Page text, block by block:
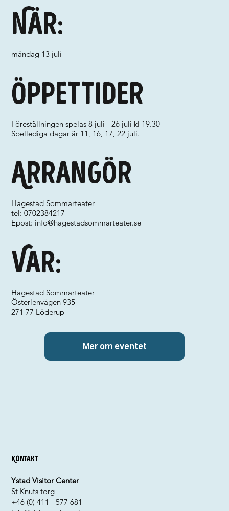
När:
måndag 13 juli
Var:
Arrangör
Hagestad Sommarteater
tel: 0702384217
Epost: info@hagestadsommarteater.se
Hagestad Sommarteater
Österlenvägen 935
271 77 Löderup
Öppettider
Föreställningen spelas 8 juli - 26 juli kl 19.30
Spellediga dagar är 11, 16, 17, 22 juli.
Mer om eventet
Kontakt
Ystad Visitor Center
St Knuts torg
+46 (0) 411 - 577 681